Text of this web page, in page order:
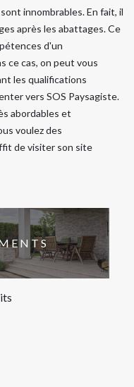
innombrables. En fait, il
après les abattages. Ce
d'un
ce cas, on peut vous
les qualifications
vers SOS Paysagiste.
abordables et
voulez des
de visiter son site